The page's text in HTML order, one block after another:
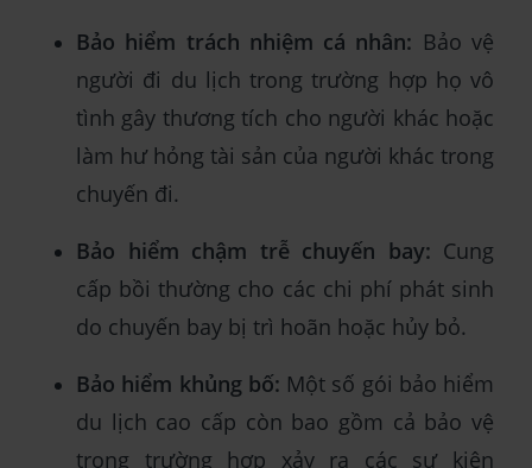
Bảo hiểm trách nhiệm cá nhân: Bảo vệ
người đi du lịch trong trường hợp họ vô
tình gây thương tích cho người khác hoặc
làm hư hỏng tài sản của người khác trong
chuyến đi.
Bảo hiểm chậm trễ chuyến bay: Cung
cấp bồi thường cho các chi phí phát sinh
do chuyến bay bị trì hoãn hoặc hủy bỏ.
Bảo hiểm khủng bố: Một số gói bảo hiểm
du lịch cao cấp còn bao gồm cả bảo vệ
trong trường hợp xảy ra các sự kiện